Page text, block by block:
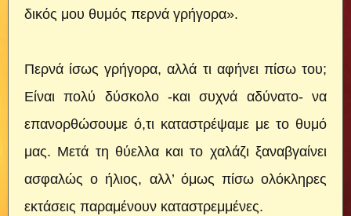
δικός μου θυμός περνά γρήγορα».
Περνά ίσως γρήγορα, αλλά τι αφήνει πίσω του;
Είναι πολύ δύσκολο -και συχνά αδύνατο- να
επανορθώσουμε ό,τι καταστρέψαμε με το θυμό
μας. Μετά τη θύελλα και το χαλάζι ξαναβγαίνει
ασφαλώς ο ήλιος, αλλ’ όμως πίσω ολόκληρες
εκτάσεις παραμένουν καταστρεμμένες.